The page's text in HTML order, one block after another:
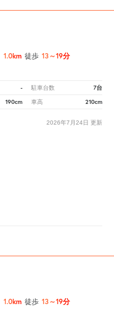
1.0km 徒歩 13～19分
- 駐車台数 7台
190cm 車高 210cm
2026年7月24日 更新
1.0km 徒歩 13～19分